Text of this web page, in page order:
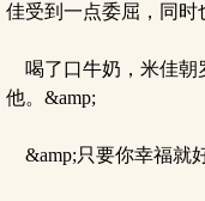
佳受到一点委屈，同时
喝了口牛奶，米佳朝
他。&amp;
&amp;只要你幸福就